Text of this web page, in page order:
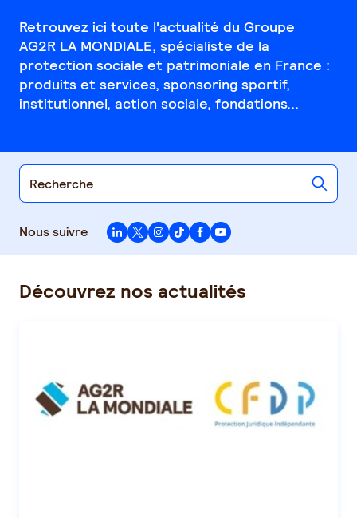
Retrouvez ici toute l'actualité du Groupe
AG2R LA MONDIALE, spécialiste de la
protection sociale et patrimoniale en France :
produits et services, sponsoring sportif,
institutionnel, action sociale, fondations...
Nous suivre
Découvrez nos actualités